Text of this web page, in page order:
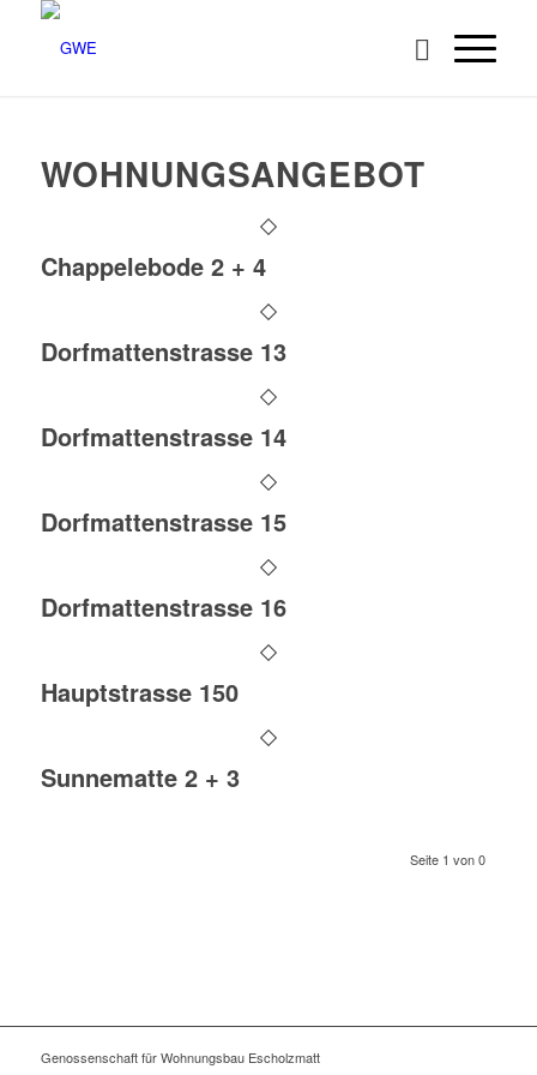
WOHNUNGSANGEBOT
Chappelebode 2 + 4
Dorfmattenstrasse 13
Dorfmattenstrasse 14
Dorfmattenstrasse 15
Dorfmattenstrasse 16
Hauptstrasse 150
Sunnematte 2 + 3
Seite 1 von 0
Genossenschaft für Wohnungsbau Escholzmatt